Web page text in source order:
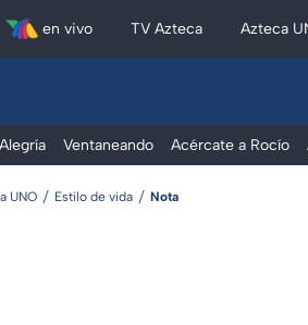
en vivo TV Azteca Azteca
Ventaneando Acércate a Rocío
UNO Estilo de vida Nota